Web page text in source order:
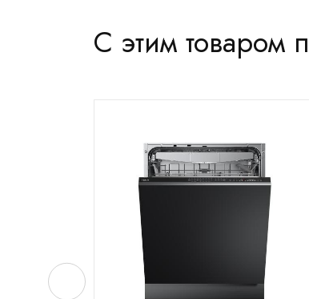
С этим товаром